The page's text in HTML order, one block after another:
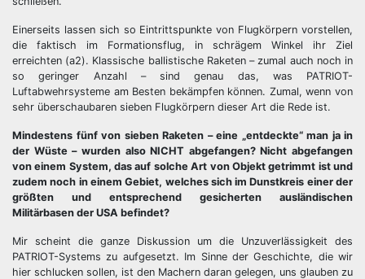
Einerseits lassen sich so Eintrittspunkte von Flugkörpern vorstellen,
die faktisch im Formationsflug, in schrägem Winkel ihr Ziel
erreichten (a2). Klassische ballistische Raketen – zumal auch noch in
so geringer Anzahl – sind genau das, was PATRIOT-
Luftabwehrsysteme am Besten bekämpfen können. Zumal, wenn von
sehr überschaubaren sieben Flugkörpern dieser Art die Rede ist.
Mindestens fünf von sieben Raketen – eine „entdeckte“ man ja in
der Wüste – wurden also NICHT abgefangen? Nicht abgefangen
von einem System, das auf solche Art von Objekt getrimmt ist und
zudem noch in einem Gebiet, welches sich im Dunstkreis einer der
größten und entsprechend gesicherten ausländischen
Militärbasen der USA befindet?
Mir scheint die ganze Diskussion um die Unzuverlässigkeit des
PATRIOT-Systems zu aufgesetzt. Im Sinne der Geschichte, die wir
hier schlucken sollen, ist den Machern daran gelegen, uns glauben zu